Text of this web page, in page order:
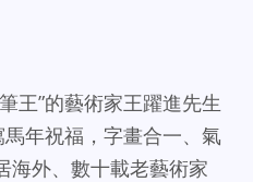
王”的藝術家王躍進先生
馬年祝福，字畫合一、氣
海外、數十載老藝術家